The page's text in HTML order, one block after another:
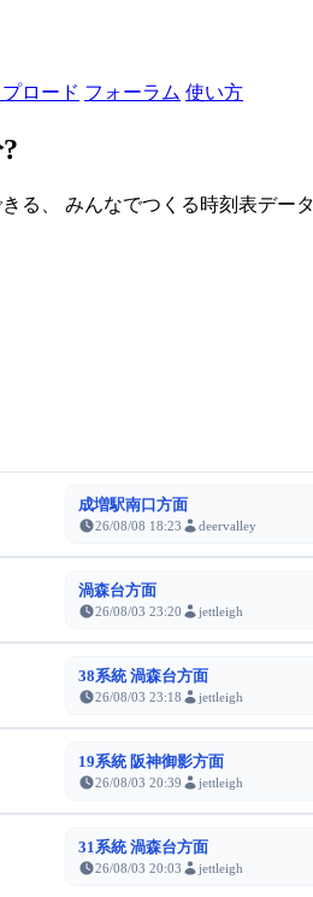
ロード フォーラム 使い方
る、 みんなでつくる時刻表デー
成増駅南口方面
26/08/08 18:23 deervalley
渦森台方面
26/08/03 23:20 jettleigh
38系統 渦森台方面
26/08/03 23:18 jettleigh
19系統 阪神御影方面
26/08/03 20:39 jettleigh
31系統 渦森台方面
26/08/03 20:03 jettleigh